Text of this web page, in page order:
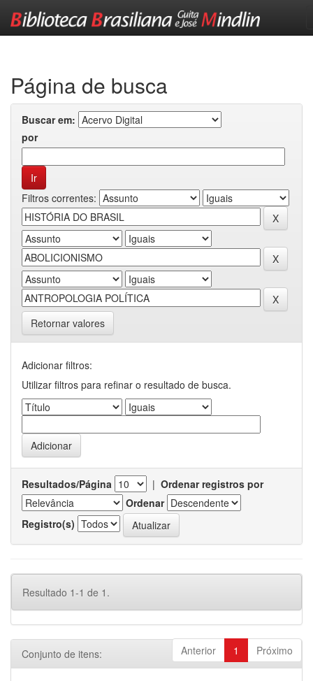
Página de busca
Buscar em:
por
Filtros correntes:
Retornar valores
Adicionar filtros:
Utilizar filtros para refinar o resultado de busca.
Resultados/Página | Ordenar registros por
Ordenar
Registro(s)
Resultado 1-1 de 1.
Anterior 1 Próximo
Conjunto de itens: